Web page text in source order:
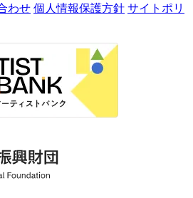
わせ 個人情報保護方針 サイトポリ